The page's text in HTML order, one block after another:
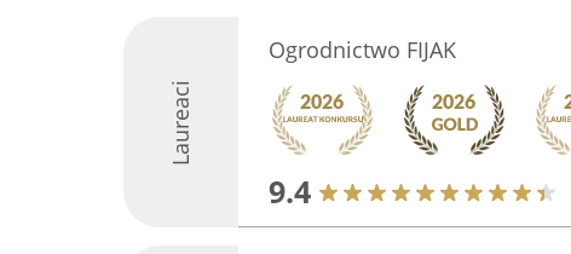
Laureaci
Ogrodnictwo FIJAK
9.4